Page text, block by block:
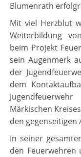
Blumenrath
Mit viel Herzblut
Weiterbildung
beim Projekt
sein Augenmerk
der
dem
Märkischen
den gegenseitigen
In seiner
den